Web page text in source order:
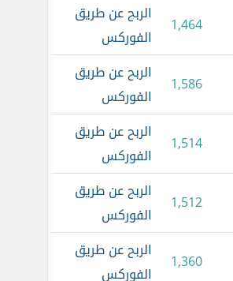
1,464
الربح عن طريق
الفوركس
1,586
الربح عن طريق
الفوركس
1,514
الربح عن طريق
الفوركس
1,512
الربح عن طريق
الفوركس
1,360
الربح عن طريق
الفوركس